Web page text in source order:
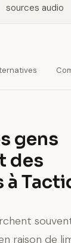
sources audio
gens
des
raison de